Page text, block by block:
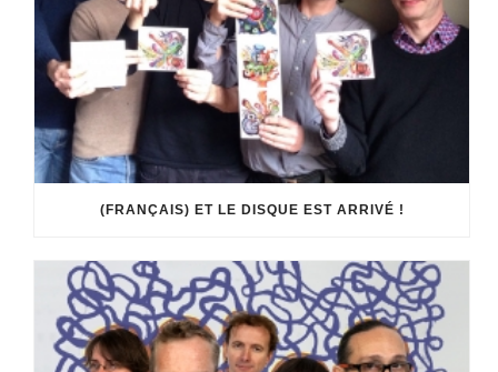
(FRANÇAIS) ET LE DISQUE EST ARRIVÉ !